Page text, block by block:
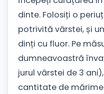
dinte. Folosiți o
potrivită vârstei, și
dinți cu fluor. Pe
dumneavoastră
jurul vârstei de 3
cantitate de